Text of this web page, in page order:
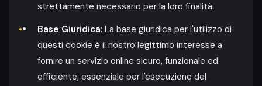
strettamente necessario per la loro finalità.
Base Giuridica: La base giuridica per l'utilizzo di
questi cookie è il nostro legittimo interesse a
fornire un servizio online sicuro, funzionale ed
efficiente, essenziale per l'esecuzione del